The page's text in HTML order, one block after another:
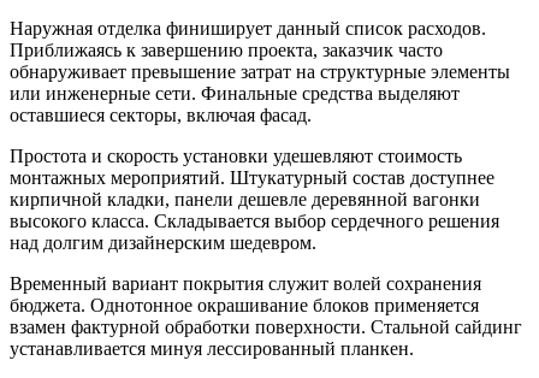
Наружная отделка финиширует данный список расходов.
Приближаясь к завершению проекта, заказчик часто
обнаруживает превышение затрат на структурные элементы
или инженерные сети. Финальные средства выделяют
оставшиеся секторы, включая фасад.
Простота и скорость установки удешевляют стоимость
монтажных мероприятий. Штукатурный состав доступнее
кирпичной кладки, панели дешевле деревянной вагонки
высокого класса. Складывается выбор сердечного решения
над долгим дизайнерским шедевром.
Временный вариант покрытия служит волей сохранения
бюджета. Однотонное окрашивание блоков применяется
взамен фактурной обработки поверхности. Стальной сайдинг
устанавливается минуя лессированный планкен.